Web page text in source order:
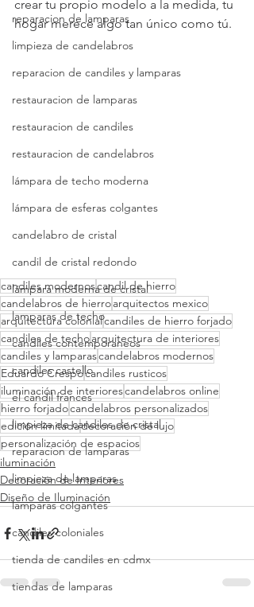
reparacion de lamparas
limpieza de candelabros
reparacion de candiles y lamparas
restauracion de lamparas
restauracion de candiles
restauracion de candelabros
lámpara de techo moderna
lámpara de esferas colgantes
candelabro de cristal
candil de cristal redondo
lámpara moderna de cristal
lamparas de techo
candiles contemporaneos
candiles castello
el candil frances
limpieza de candiles de cristal
reparacion de lamparas
limpieza de lamparas
lamparas colgantes
candiles coloniales
tienda de candiles en cdmx
tiendas de lamparas
crear tu propio modelo a la medida, tu
hogar merece algo tan único como tú.
candiles modernoscandil de hierro
candelabros de hierroarquitectos mexico
arquitectura colonialcandiles de hierro forjado
candiles de techoarquitectura de interiores
candiles y lamparascandelabros modernos
Eduardo Crespocandiles rusticos
iluminación de interiorescandelabros online
hierro forjadocandelabros personalizados
edición limitadadecoración de lujo
personalización de espacios
iluminación
Decoración de Interiores
Diseño de Iluminación